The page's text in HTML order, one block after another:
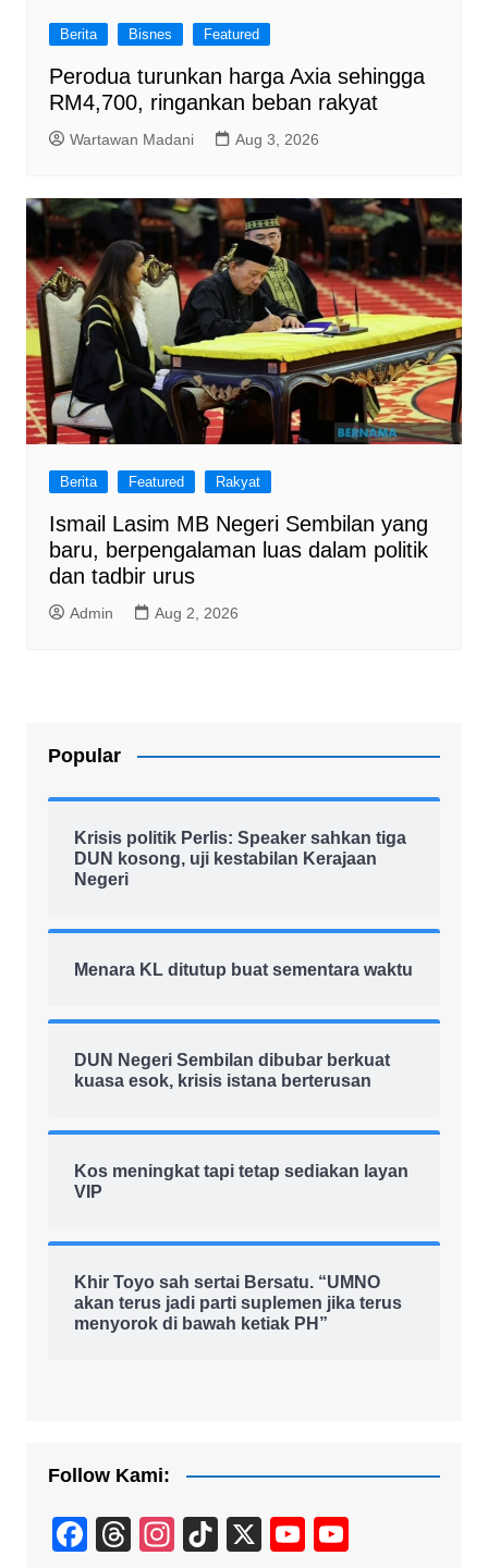
Berita Bisnes Featured
Perodua turunkan harga Axia sehingga
RM4,700, ringankan beban rakyat
Wartawan Madani Aug 3, 2026
Berita Featured Rakyat
Ismail Lasim MB Negeri Sembilan yang
baru, berpengalaman luas dalam politik
dan tadbir urus
Admin Aug 2, 2026
Popular
Krisis politik Perlis: Speaker sahkan tiga
DUN kosong, uji kestabilan Kerajaan
Negeri
Menara KL ditutup buat sementara waktu
DUN Negeri Sembilan dibubar berkuat
kuasa esok, krisis istana berterusan
Kos meningkat tapi tetap sediakan layan
VIP
Khir Toyo sah sertai Bersatu. “UMNO
akan terus jadi parti suplemen jika terus
menyorok di bawah ketiak PH”
Follow Kami:
F T In Ti X Y Y